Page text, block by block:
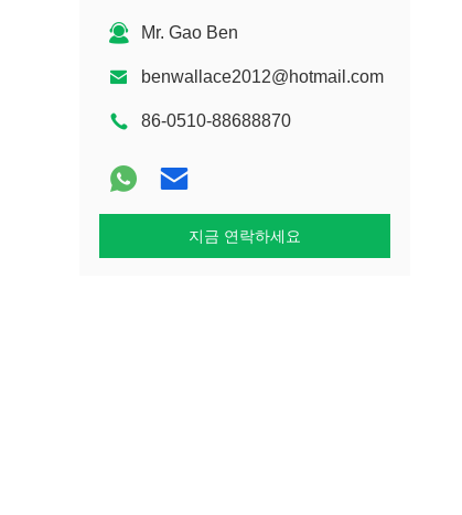
Mr. Gao Ben
benwallace2012@hotmail.com
86-0510-88688870
지금 연락하세요